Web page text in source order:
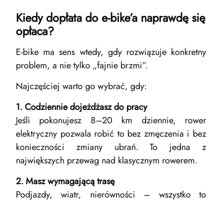
Kiedy dopłata do e-bike’a naprawdę się
opłaca?
E-bike ma sens wtedy, gdy rozwiązuje konkretny
problem, a nie tylko „fajnie brzmi”.
Najczęściej warto go wybrać, gdy:
1. Codziennie dojeżdżasz do pracy
Jeśli pokonujesz 8–20 km dziennie, rower
elektryczny pozwala robić to bez zmęczenia i bez
konieczności zmiany ubrań. To jedna z
największych przewag nad klasycznym rowerem.
2. Masz wymagającą trasę
Podjazdy, wiatr, nierówności – wszystko to